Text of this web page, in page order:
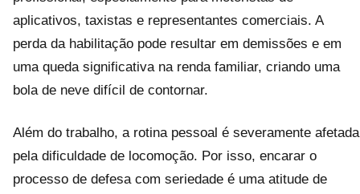
aplicativos, taxistas e representantes comerciais. A
perda da habilitação pode resultar em demissões e em
uma queda significativa na renda familiar, criando uma
bola de neve difícil de contornar.
Além do trabalho, a rotina pessoal é severamente afetada
pela dificuldade de locomoção. Por isso, encarar o
processo de defesa com seriedade é uma atitude de